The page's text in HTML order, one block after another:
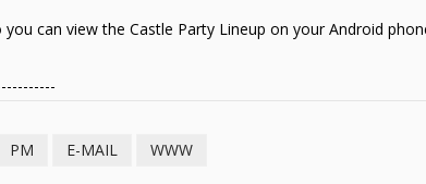
can view the Castle Party Lineup on your Android
PM E-MAIL WWW